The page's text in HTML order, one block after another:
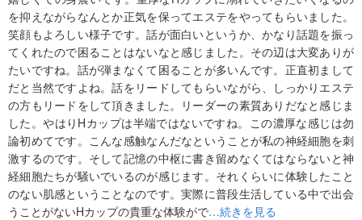
を抑えながらなんとか正気を保ってエステをやってもらいました。
笑顔もよろしい様子です。話が面白いというか、かなり話題を振っ
てくれたので困ることはないなと感じました。その辺は大変ありが
たいですね。話が弾まなくて困ることが多いんです。正直初まして
だと当然ですよね。話をリードしてもらいながら、しっかりエステ
の方もリードをして頂きました。リーダーの素質ありだなと感じま
した。やはりHカップは半端ではないですね。この濃厚な感じは勿
論初めてです。こんな感触なんだなということが私の神経細胞を刺
激するのです。そして記憶の中枢に書き留めなくてはならないと神
経細胞たちが騒いでいるのが感じます。それくらいに体験したこと
のない肌感ということなのです。実際に普段生活している中で出会
うことがないHカップの貴重な体験がで…続きを見る